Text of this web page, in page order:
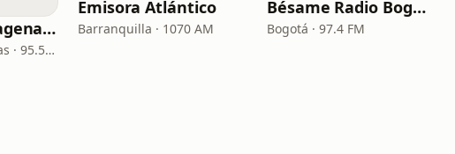
La Reina Cartagena de Indias
Cartagena de Indias · 95.5 FM
Emisora Atlántico
Barranquilla · 1070 AM
Bésame Radio Bogotá
Bogotá · 97.4 FM